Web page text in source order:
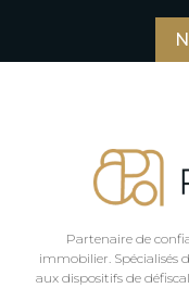
Partenaire de
immobilier. Spécialisés
aux dispositifs de